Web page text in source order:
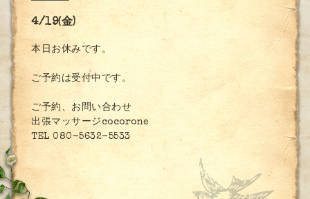
4/19(金)
本日お休みです。
ご予約は受付中です。
ご予約、お問い合わせ
出張マッサージcocorone
TEL 080-5632-5533